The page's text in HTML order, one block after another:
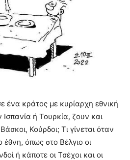
ένα κράτος με κυρίαρχη εθνική
ή Τουρκία, ζουν και
Κούρδοι; Τι γίνεται όταν
όπως στο Βέλγιο οι
ή κάποτε οι Τσέχοι και οι